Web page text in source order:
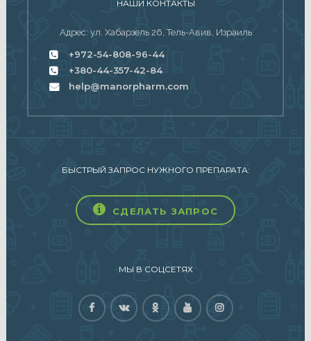
НАШИ КОНТАКТЫ
Адрес: ул. Хабарзель 26, Тель-Авив, Израиль
+972-54-808-96-44
+380-44-357-42-84
help@manorpharm.com
БЫСТРЫЙ ЗАПРОС НУЖНОГО ПРЕПАРАТА:
СДЕЛАТЬ ЗАПРОС
МЫ В СОЦСЕТЯХ